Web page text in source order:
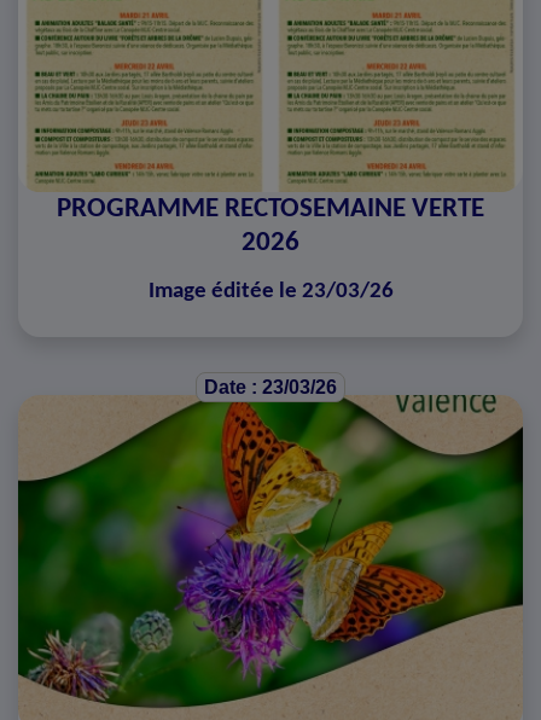
PROGRAMME RECTOSEMAINE VERTE
2026
Image éditée le 23/03/26
Date : 23/03/26